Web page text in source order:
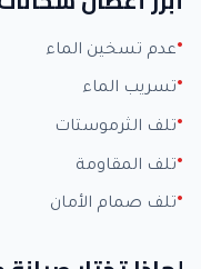
عدم تسخين الماء
تسريب الماء
تلف الثرموستات
تلف المقاومة
تلف صمام الأمان